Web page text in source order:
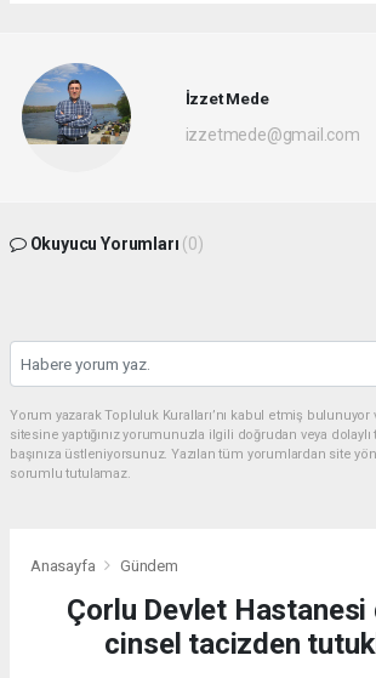
İzzet Mede
izzetmede@gmail.com
Okuyucu Yorumları (0)
Yorum yazarak Topluluk Kuralları’nı kabul etmiş bulunuyor
sitesine yaptığınız yorumunuzla ilgili doğrudan veya
başınıza üstleniyorsunuz. Yazılan tüm yorumlardan site
sorumlu tutulamaz.
Anasayfa Gündem
Çorlu Devlet
cinsel tacizden